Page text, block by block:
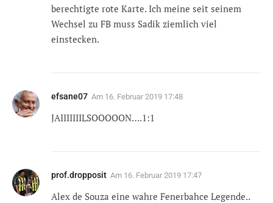
berechtigte rote Karte. Ich meine seit seinem
Wechsel zu FB muss Sadik ziemlich viel
einstecken.
efsane07 Am 16. Februar 2019 17:48
JAIIIIIIILSOOOOON….1:1
prof.dropposit Am 16. Februar 2019 17:47
Alex de Souza eine wahre Fenerbahce Legende..